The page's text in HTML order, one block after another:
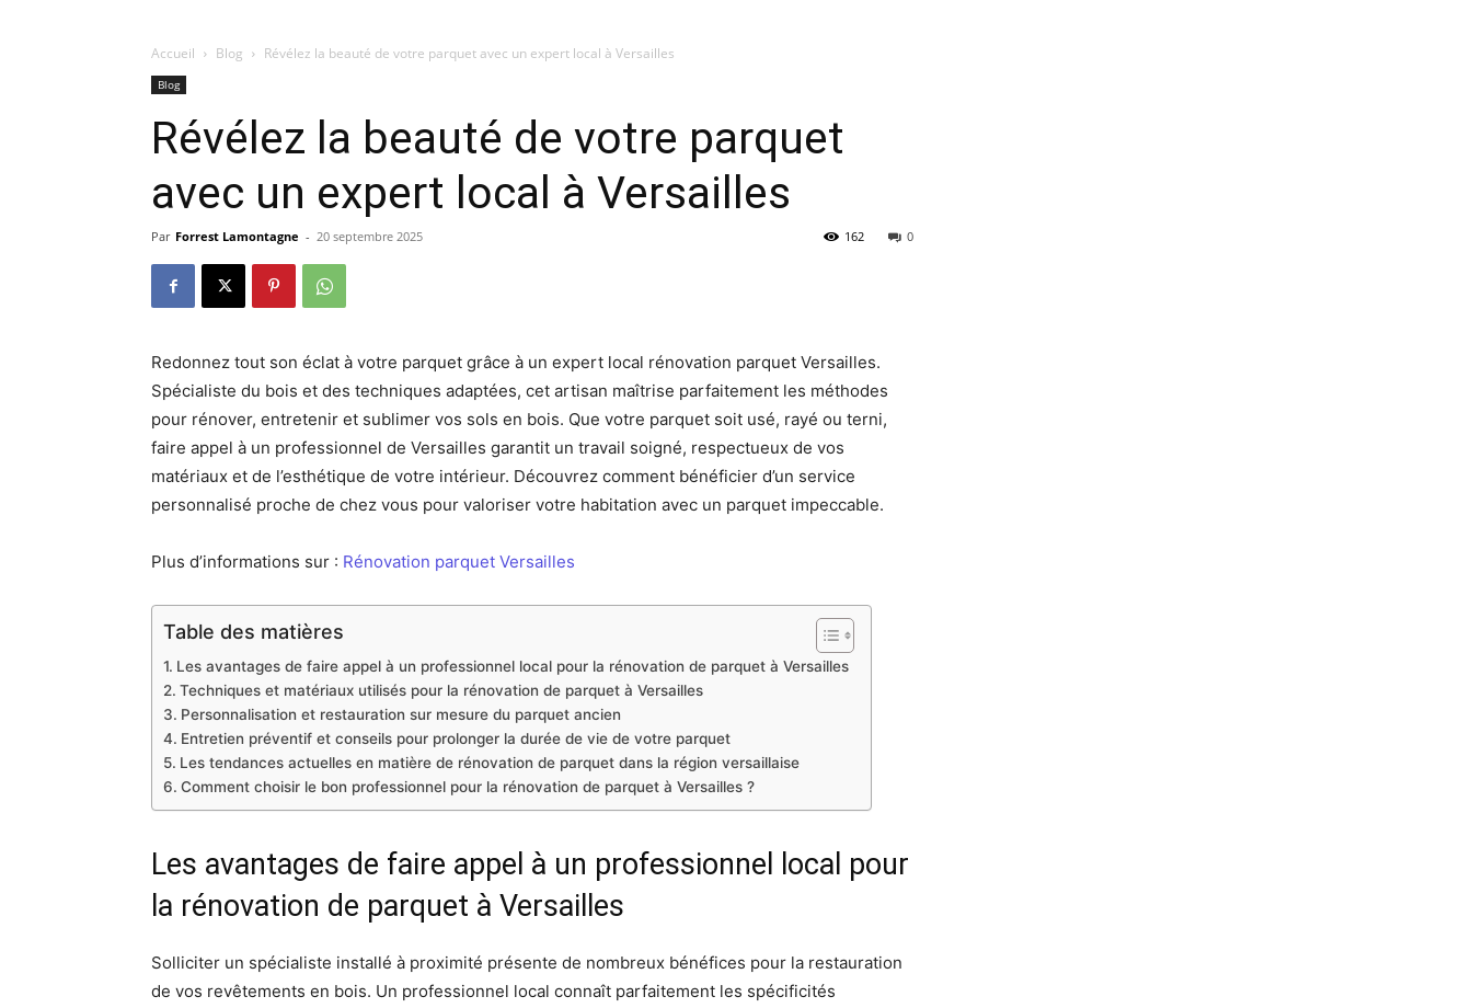
Accueil Blog Révélez la beauté de votre parquet avec un expert local à Versailles
Blog
Révélez la beauté de votre parquet
avec un expert local à Versailles
Par Forrest Lamontagne - 20 septembre 2025 0
162
Redonnez tout son éclat à votre parquet grâce à un expert local rénovation parquet Versailles.
Spécialiste du bois et des techniques adaptées, cet artisan maîtrise parfaitement les méthodes
pour rénover, entretenir et sublimer vos sols en bois. Que votre parquet soit usé, rayé ou terni,
faire appel à un professionnel de Versailles garantit un travail soigné, respectueux de vos
matériaux et de l’esthétique de votre intérieur. Découvrez comment bénéficier d’un service
personnalisé proche de chez vous pour valoriser votre habitation avec un parquet impeccable.
Plus d’informations sur : Rénovation parquet Versailles
Table des matières
Les avantages de faire appel à un professionnel local pour la rénovation de parquet à Versailles
Techniques et matériaux utilisés pour la rénovation de parquet à Versailles
Personnalisation et restauration sur mesure du parquet ancien
Entretien préventif et conseils pour prolonger la durée de vie de votre parquet
Les tendances actuelles en matière de rénovation de parquet dans la région versaillaise
Comment choisir le bon professionnel pour la rénovation de parquet à Versailles ?
Les avantages de faire appel à un professionnel local pour
la rénovation de parquet à Versailles
Solliciter un spécialiste installé à proximité présente de nombreux bénéfices pour la restauration
de vos revêtements en bois. Un professionnel local connaît parfaitement les spécificités